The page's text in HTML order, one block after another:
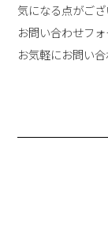
気になる点がご
お問い合わせフォ
お気軽にお問い合